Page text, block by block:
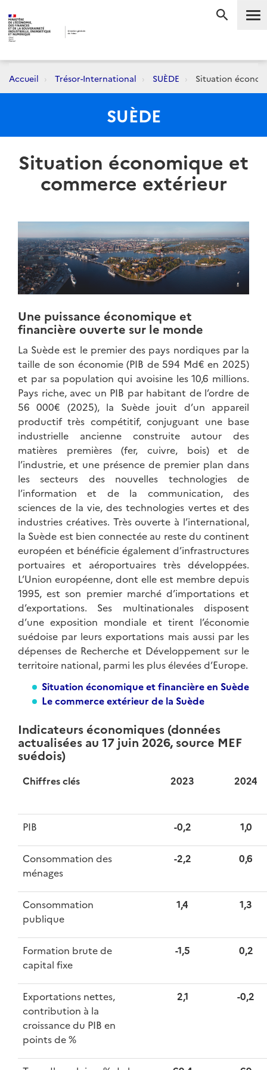
Accueil Trésor-International SUÈDE Situation
SUÈDE
Situation économique et
commerce extérieur
Une puissance économique et
financière ouverte sur le monde
La Suède est le premier des pays nordiques par la
taille de son économie (PIB de 594 Md€ en 2025)
et par sa population qui avoisine les 10,6 millions.
Pays riche, avec un PIB par habitant de l’ordre de
56 000€ (2025), la Suède jouit d’un appareil
productif très compétitif, conjuguant une base
industrielle ancienne construite autour des
matières premières (fer, cuivre, bois) et de
l’industrie, et une présence de premier plan dans
les secteurs des nouvelles technologies de
l’information et de la communication, des
sciences de la vie, des technologies vertes et des
industries créatives. Très ouverte à l’international,
la Suède est bien connectée au reste du continent
européen et bénéficie également d’infrastructures
portuaires et aéroportuaires très développées.
L’Union européenne, dont elle est membre depuis
1995, est son premier marché d’importations et
d’exportations. Ses multinationales disposent
d’une exposition mondiale et tirent l’économie
suédoise par leurs exportations mais aussi par les
dépenses de Recherche et Développement sur le
territoire national, parmi les plus élevées d’Europe.
Situation économique et financière en Suède
Le commerce extérieur de la Suède
Indicateurs économiques (données
actualisées au 17 juin 2026, source MEF
suédois)
Chiffres clés 2023 2024
PIB -0,2 1,0
Consommation des
ménages
-2,2 0,6
Consommation
publique
1,4 1,3
Formation brute de
capital fixe
-1,5 0,2
Exportations nettes,
contribution à la
croissance du PIB en
points de %
2,1 -0,2